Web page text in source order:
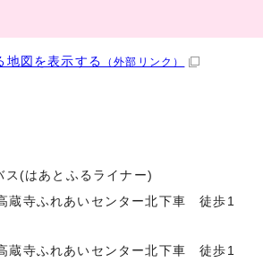
地図を表示する （外部リンク）
ス(はあとふるライナー)
蔵寺ふれあいセンター北下車 徒歩1
蔵寺ふれあいセンター北下車 徒歩1